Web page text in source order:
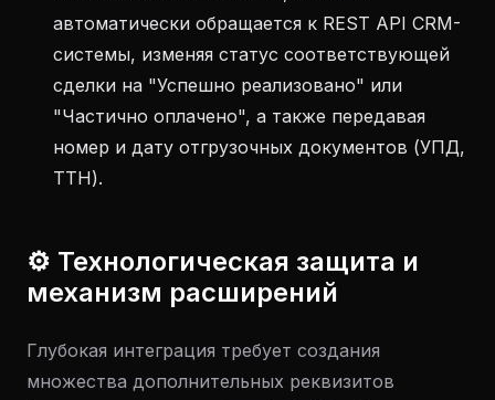
автоматически обращается к REST API CRM-
системы, изменяя статус соответствующей
сделки на "Успешно реализовано" или
"Частично оплачено", а также передавая
номер и дату отгрузочных документов (УПД,
ТТН).
⚙️ Технологическая защита и
механизм расширений
Глубокая интеграция требует создания
множества дополнительных реквизитов